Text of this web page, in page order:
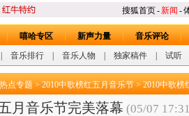
搜狐首页-新闻 -
嘻哈专区 新声力量
音乐评论
音乐排行 音乐人物 独家稿件 试听
热点专题 > 2010中歌榜红五月音乐节 > 2010中歌榜
月音乐节完美落幕 (05/07